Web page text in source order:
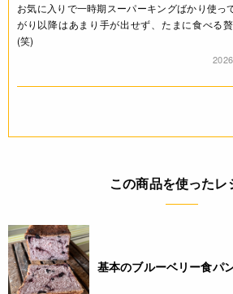
お気に入りで一時期スーパーキングばかり使っ
がり以降はあまり手が出せず、たまに食べる
(笑)
この商品を使ったレ
基本のブルーベリー食パ